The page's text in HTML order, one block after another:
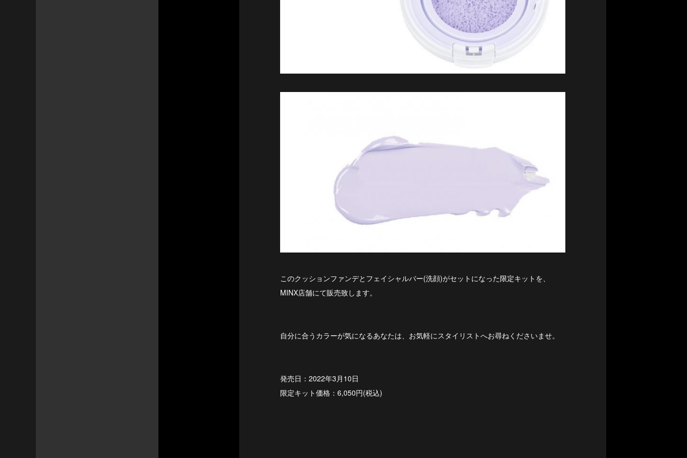
このクッションファンデとフェイシャルバー(洗顔)がセットになった限定キットを、
MINX店舗にて販売致します。
自分に合うカラーが気になるあなたは、お気軽にスタイリストへお尋ねくださいませ。
発売日：2022年3月10日
限定キット価格：6,050円(税込)